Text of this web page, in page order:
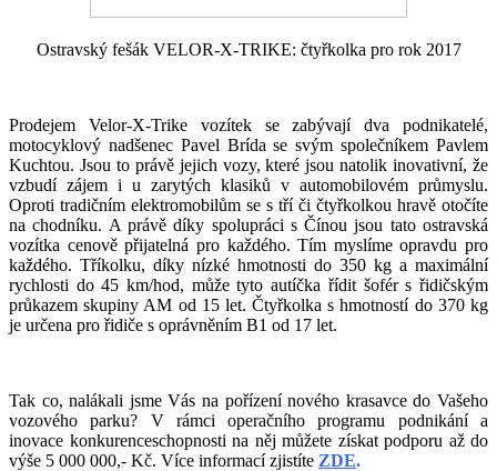
Ostravský fešák VELOR-X-TRIKE: čtyřkolka pro rok 2017
Prodejem Velor-X-Trike vozítek se zabývají dva podnikatelé,
motocyklový nadšenec Pavel Brída se svým společníkem Pavlem
Kuchtou. Jsou to právě jejich vozy, které jsou natolik inovativní, že
vzbudí zájem i u zarytých klasiků v automobilovém průmyslu.
Oproti tradičním elektromobilům se s tří či čtyřkolkou hravě otočíte
na chodníku. A právě díky spolupráci s Čínou jsou tato ostravská
vozítka cenově přijatelná pro každého. Tím myslíme opravdu pro
každého. Tříkolku, díky nízké hmotnosti do 350 kg a maximální
rychlosti do 45 km/hod, může tyto autíčka řídit šofér s řidičským
průkazem skupiny AM od 15 let. Čtyřkolka s hmotností do 370 kg
je určena pro řidiče s oprávněním B1 od 17 let.
Tak co, nalákali jsme Vás na pořízení nového krasavce do Vašeho
vozového parku? V rámci operačního programu podnikání a
inovace konkurenceschopnosti na něj můžete získat podporu až do
výše 5 000 000,- Kč. Více informací zjistíte ZDE.